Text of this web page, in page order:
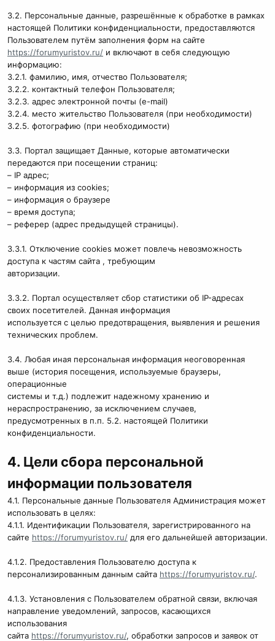
3.2. Персональные данные, разрешённые к обработке в рамках
настоящей Политики конфиденциальности, предоставляются
Пользователем путём заполнения форм на сайте
https://forumyuristov.ru/ и включают в себя следующую
информацию:
3.2.1. фамилию, имя, отчество Пользователя;
3.2.2. контактный телефон Пользователя;
3.2.3. адрес электронной почты (e-mail)
3.2.4. место жительство Пользователя (при необходимости)
3.2.5. фотографию (при необходимости)
3.3. Портал защищает Данные, которые автоматически
передаются при посещении страниц:
– IP адрес;
– информация из cookies;
– информация о браузере
– время доступа;
– реферер (адрес предыдущей страницы).
3.3.1. Отключение cookies может повлечь невозможность
доступа к частям сайта , требующим
авторизации.
3.3.2. Портал осуществляет сбор статистики об IP-адресах
своих посетителей. Данная информация
используется с целью предотвращения, выявления и решения
технических проблем.
3.4. Любая иная персональная информация неоговоренная
выше (история посещения, используемые браузеры,
операционные
системы и т.д.) подлежит надежному хранению и
нераспространению, за исключением случаев,
предусмотренных в п.п. 5.2. настоящей Политики
конфиденциальности.
4. Цели сбора персональной
информации пользователя
4.1. Персональные данные Пользователя Администрация может
использовать в целях:
4.1.1. Идентификации Пользователя, зарегистрированного на
сайте https://forumyuristov.ru/ для его дальнейшей авторизации.
4.1.2. Предоставления Пользователю доступа к
персонализированным данным сайта https://forumyuristov.ru/.
4.1.3. Установления с Пользователем обратной связи, включая
направление уведомлений, запросов, касающихся
использования
сайта https://forumyuristov.ru/, обработки запросов и заявок от